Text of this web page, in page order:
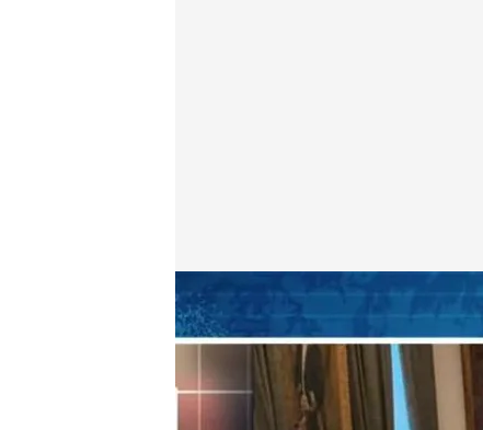
Entrevista con Joaquim Bosch en 'TEM'
Miguel Salazar
05 DIC 2024 - 17:39h.
Bosch: "Aldama debe